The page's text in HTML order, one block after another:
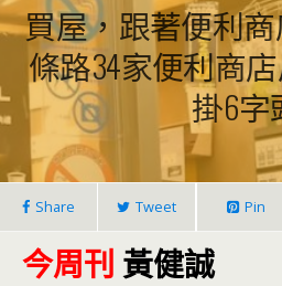
買屋，跟著便利
條路34家便利商
掛6字
Share Tweet Pin
今周刊 黃健誠